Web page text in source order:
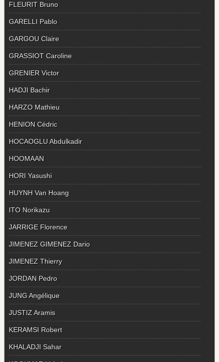
FLEURIT Bruno
GARELLI Pablo
GARGOU Claire
GRASSIOT Caroline
GRENIER Victor
HADJI Bachir
HARZO Mathieu
HENION Cédric
HOCAOGLU Abdulkadir
HOOMAAN
HORI Yasushi
HUYNH Van Hoang
ITO Norikazu
JARRIGE Florence
JIMENEZ GIMENEZ Dario
JIMENEZ Thierry
JORDAN Pedro
JUNG Angélique
JUSTIZ Aramis
KERAMSI Robert
KHALADJI Sahar